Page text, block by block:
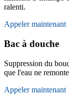
ralenti.
Appeler maintenant
Bac à douche
Suppression du
que l'eau ne
Appeler maintenant